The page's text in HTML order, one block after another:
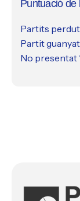
Puntuació de
Partits
Partit
No presentat